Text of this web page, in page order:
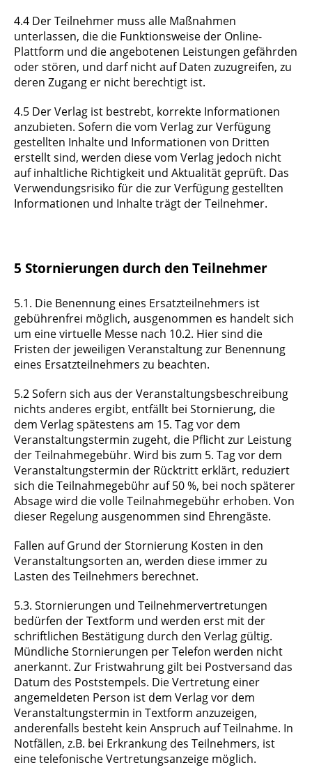
4.4 Der Teilnehmer muss alle Maßnahmen
unterlassen, die die Funktionsweise der Online-
Plattform und die angebotenen Leistungen gefährden
oder stören, und darf nicht auf Daten zuzugreifen, zu
deren Zugang er nicht berechtigt ist.
4.5 Der Verlag ist bestrebt, korrekte Informationen
anzubieten. Sofern die vom Verlag zur Verfügung
gestellten Inhalte und Informationen von Dritten
erstellt sind, werden diese vom Verlag jedoch nicht
auf inhaltliche Richtigkeit und Aktualität geprüft. Das
Verwendungsrisiko für die zur Verfügung gestellten
Informationen und Inhalte trägt der Teilnehmer.
5 Stornierungen durch den Teilnehmer
5.1. Die Benennung eines Ersatzteilnehmers ist
gebührenfrei möglich, ausgenommen es handelt sich
um eine virtuelle Messe nach 10.2. Hier sind die
Fristen der jeweiligen Veranstaltung zur Benennung
eines Ersatzteilnehmers zu beachten.
5.2 Sofern sich aus der Veranstaltungsbeschreibung
nichts anderes ergibt, entfällt bei Stornierung, die
dem Verlag spätestens am 15. Tag vor dem
Veranstaltungstermin zugeht, die Pflicht zur Leistung
der Teilnahmegebühr. Wird bis zum 5. Tag vor dem
Veranstaltungstermin der Rücktritt erklärt, reduziert
sich die Teilnahmegebühr auf 50 %, bei noch späterer
Absage wird die volle Teilnahmegebühr erhoben. Von
dieser Regelung ausgenommen sind Ehrengäste.
Fallen auf Grund der Stornierung Kosten in den
Veranstaltungsorten an, werden diese immer zu
Lasten des Teilnehmers berechnet.
5.3. Stornierungen und Teilnehmervertretungen
bedürfen der Textform und werden erst mit der
schriftlichen Bestätigung durch den Verlag gültig.
Mündliche Stornierungen per Telefon werden nicht
anerkannt. Zur Fristwahrung gilt bei Postversand das
Datum des Poststempels. Die Vertretung einer
angemeldeten Person ist dem Verlag vor dem
Veranstaltungstermin in Textform anzuzeigen,
anderenfalls besteht kein Anspruch auf Teilnahme. In
Notfällen, z.B. bei Erkrankung des Teilnehmers, ist
eine telefonische Vertretungsanzeige möglich.